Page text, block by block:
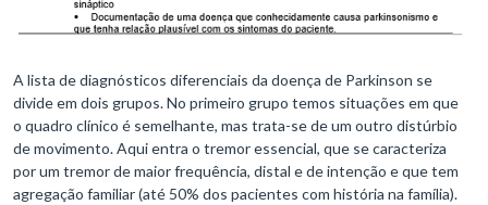
A lista de diagnósticos diferenciais da doença de Parkinson se
divide em dois grupos. No primeiro grupo temos situações em que
o quadro clínico é semelhante, mas trata-se de um outro distúrbio
de movimento. Aqui entra o tremor essencial, que se caracteriza
por um tremor de maior frequência, distal e de intenção e que tem
agregação familiar (até 50% dos pacientes com história na família).